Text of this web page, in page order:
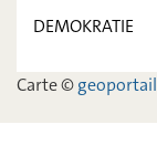
ADR
DEMOKRATIE
Carte ©